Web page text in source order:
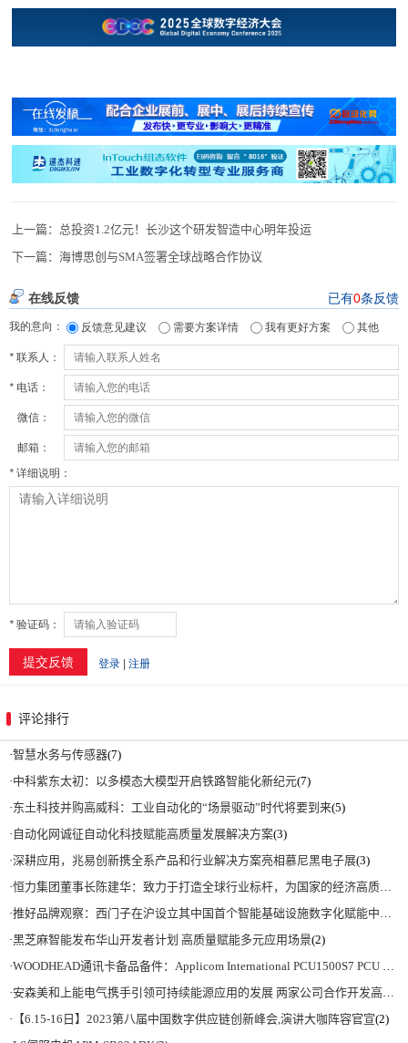
上一篇： 总投资1.2亿元！长沙这个研发智造中心明年投运
下一篇： 海博思创与SMA签署全球战略合作协议
评论排行
·智慧水务与传感器(7)
·中科紫东太初：以多模态大模型开启铁路智能化新纪元(7)
·东土科技并购高威科：工业自动化的“场景驱动”时代将要到来(5)
· 自动化网诚征自动化科技赋能高质量发展解决方案(3)
·深耕应用，兆易创新携全系产品和行业解决方案亮相慕尼黑电子展(3)
·恒力集团董事长陈建华：致力于打造全球行业标杆，为国家的经济高质量发展贡献更大力量|上海电气集团党委书记、董事长吴磊来访
·推好品牌观察：西门子在沪设立其中国首个智能基础设施数字化赋能中心
·黑芝麻智能发布华山开发者计划 高质量赋能多元应用场景(2)
·WOODHEAD通讯卡备品备件：Applicom International PCU1500S7 PCU 1500 S7 V4.5.0
·安森美和上能电气携手引领可持续能源应用的发展 两家公司合作开发高性能储能和太阳能组串式逆变器方案 以实现可持续的未来
· 【6.15-16日】2023第八届中国数字供应链创新峰会,演讲大咖阵容官宣(2)